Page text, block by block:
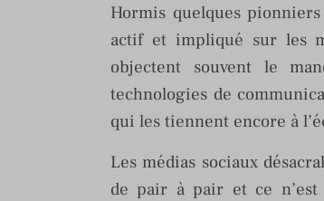
Hormis quelques
actif et impliqué sur les
objectent souvent le
technologies de
qui les tiennent encore à
Les médias sociaux
de pair à pair et ce n’est